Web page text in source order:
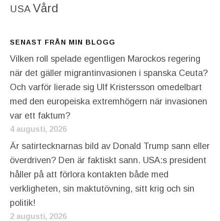
USA Vård
SENAST FRÅN MIN BLOGG
Vilken roll spelade egentligen Marockos regering
när det gäller migrantinvasionen i spanska Ceuta?
Och varför lierade sig Ulf Kristersson omedelbart
med den europeiska extremhögern när invasionen
var ett faktum?
4 augusti, 2026
Är satirtecknarnas bild av Donald Trump sann eller
överdriven? Den är faktiskt sann. USA:s president
håller på att förlora kontakten både med
verkligheten, sin maktutövning, sitt krig och sin
politik!
2 augusti, 2026